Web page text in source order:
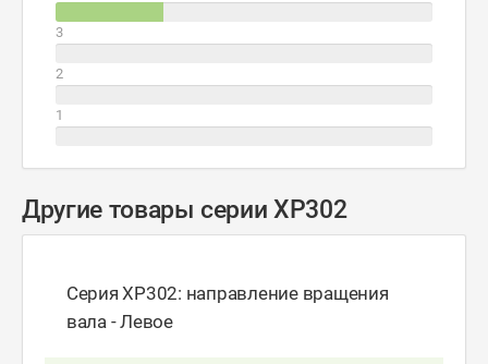
3
2
1
Другие товары серии XP302
Серия XP302: направление вращения
вала - Левое